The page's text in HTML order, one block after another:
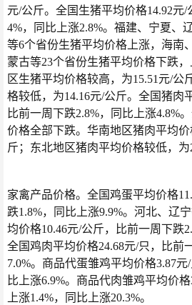
元/公斤。全国生猪平均价格14.92元
4%，同比上涨2.8%。福建、宁夏、
等6个省份生猪平均价格上涨，海南
蒙古等23个省份生猪平均价格下跌
区生猪平均价格较高，为15.51元/公
格较低，为14.16元/公斤。全国猪肉
比前一周下跌2.8%，同比上涨4.8%
价格全部下跌。华南地区猪肉平均
斤；东北地区猪肉平均价格较低，为
家禽产品价格。全国鸡蛋平均价格
跌1.8%，同比上涨9.9%。河北、辽
均价格10.46元/公斤，比前一周下跌
全国鸡肉平均价格24.68元/只，比前
7.0%。商品代蛋雏鸡平均价格3.87
比上涨6.9%。商品代肉雏鸡平均价
上涨1.4%，同比上涨20.3%。